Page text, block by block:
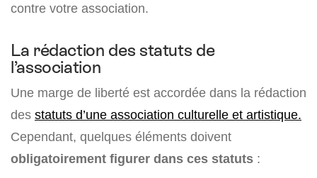
contre votre association.
La rédaction des statuts de
l’association
Une marge de liberté est accordée dans la rédaction
des statuts d’une association culturelle et artistique.
Cependant, quelques éléments doivent
obligatoirement figurer dans ces statuts :